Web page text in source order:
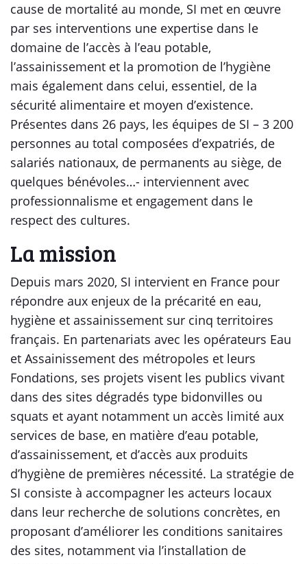
cause de mortalité au monde, SI met en œuvre
par ses interventions une expertise dans le
domaine de l’accès à l’eau potable,
l’assainissement et la promotion de l’hygiène
mais également dans celui, essentiel, de la
sécurité alimentaire et moyen d’existence.
Présentes dans 26 pays, les équipes de SI – 3 200
personnes au total composées d’expatriés, de
salariés nationaux, de permanents au siège, de
quelques bénévoles…- interviennent avec
professionnalisme et engagement dans le
respect des cultures.
La mission
Depuis mars 2020, SI intervient en France pour
répondre aux enjeux de la précarité en eau,
hygiène et assainissement sur cinq territoires
français. En partenariats avec les opérateurs Eau
et Assainissement des métropoles et leurs
Fondations, ses projets visent les publics vivant
dans des sites dégradés type bidonvilles ou
squats et ayant notamment un accès limité aux
services de base, en matière d’eau potable,
d’assainissement, et d’accès aux produits
d’hygiène de premières nécessité. La stratégie de
SI consiste à accompagner les acteurs locaux
dans leur recherche de solutions concrètes, en
proposant d’améliorer les conditions sanitaires
des sites, notamment via l’installation de